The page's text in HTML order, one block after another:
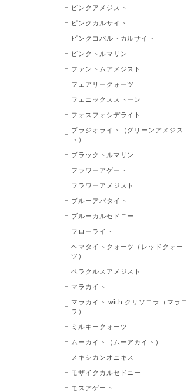
ピンクアメジスト
ピンクカルサイト
ピンクコバルトカルサイト
ピンクトルマリン
ファントムアメジスト
フェアリークォーツ
フェニックスストーン
フォスフォシデライト
プラジオライト（グリーンアメジス
ト）
ブラックトルマリン
フラワーアゲート
フラワーアメジスト
ブルーアパタイト
ブルーカルセドニー
フローライト
ヘマタイトクォーツ（レッドクォー
ツ）
ベラクルスアメジスト
マラカイト
マラカイト with クリソコラ（マラコ
ラ）
ミルキークォーツ
ムーカイト（ムーアカイト）
メキシカンオニキス
モザイクカルセドニー
モスアゲート